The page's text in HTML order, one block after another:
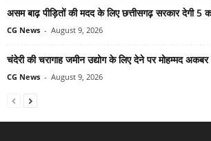
असम बाढ़ पीड़ितों की मदद के लिए छत्तीसगढ़ सरकार देगी 5
CG News - August 9, 2026
चंदेरी की चरागाह जमीन उद्योग के लिए देने पर मोहम्मद
CG News - August 9, 2026